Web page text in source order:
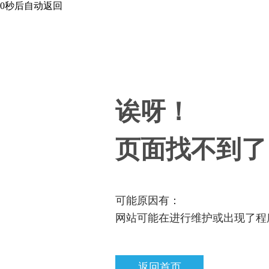
0秒后自动返回
诶呀！
页面找不到了
可能原因有：
网站可能在进行维护或出现了